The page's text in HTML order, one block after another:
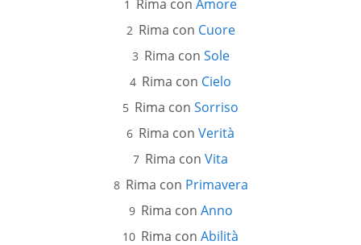
Rima con Amore
Rima con Cuore
Rima con Sole
Rima con Cielo
Rima con Sorriso
Rima con Verità
Rima con Vita
Rima con Primavera
Rima con Anno
Rima con Abilità